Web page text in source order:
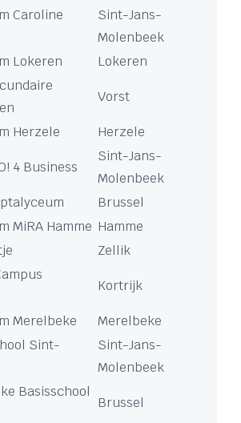
Caroline
Sint-Jans-
Molenbeek
Lokeren
Lokeren
Vorst
Herzele Herzele
4 Business
Sint-Jans-
Molenbeek
Brussel
MiRA Hamme Hamme
Zellik
Kortrijk
Merelbeke
Merelbeke
Sint-
Sint-Jans-
Molenbeek
Basisschool
Brussel